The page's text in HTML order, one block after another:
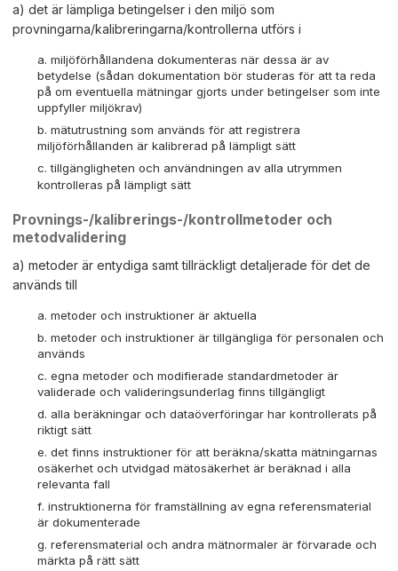
a) det är lämpliga betingelser i den miljö som
provningarna/kalibreringarna/kontrollerna utförs i
miljöförhållandena dokumenteras när dessa är av
betydelse (sådan dokumentation bör studeras för att ta reda
på om eventuella mätningar gjorts under betingelser som inte
uppfyller miljökrav)
mätutrustning som används för att registrera
miljöförhållanden är kalibrerad på lämpligt sätt
tillgängligheten och användningen av alla utrymmen
kontrolleras på lämpligt sätt
Provnings-/kalibrerings-/kontrollmetoder och
metodvalidering
a) metoder är entydiga samt tillräckligt detaljerade för det de
används till
metoder och instruktioner är aktuella
metoder och instruktioner är tillgängliga för personalen och
används
egna metoder och modifierade standardmetoder är
validerade och valideringsunderlag finns tillgängligt
alla beräkningar och dataöverföringar har kontrollerats på
riktigt sätt
det finns instruktioner för att beräkna/skatta mätningarnas
osäkerhet och utvidgad mätosäkerhet är beräknad i alla
relevanta fall
instruktionerna för framställning av egna referensmaterial
är dokumenterade
referensmaterial och andra mätnormaler är förvarade och
märkta på rätt sätt